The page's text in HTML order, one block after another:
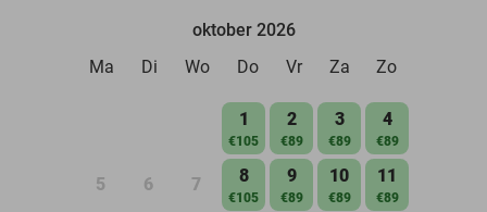
oktober 2026
Ma
Di Wo Do Vr Za Zo
1
€105
2
€89
3
€89
4
€89
5 6 7 8
€105
9
€89
10
€89
11
€89